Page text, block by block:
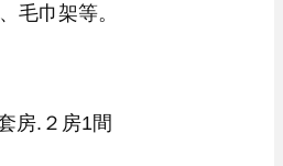
毛巾架等。
房.２房1間